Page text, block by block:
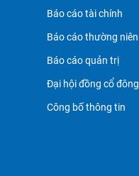
Báo cáo tài chính
Báo cáo thường niên
Báo cáo quản trị
Đại hội đồng cổ đông
Công bố thông tin